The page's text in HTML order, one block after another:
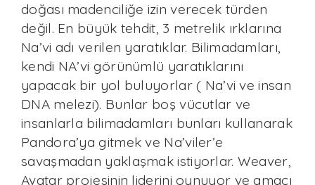
doğası madenciliğe izin verecek türden
değil. En büyük tehdit, 3 metrelik ırklarına
Na’vi adı verilen yaratıklar. Bilimadamları,
kendi NA’vi görünümlü yaratıklarını
yapacak bir yol buluyorlar ( Na’vi ve insan
DNA melezi). Bunlar boş vücutlar ve
insanlarla bilimadamları bunları kullanarak
Pandora’ya gitmek ve Na’viler’e
savaşmadan yaklaşmak istiyorlar. Weaver,
Avatar projesinin liderini oynuyor ve amacı